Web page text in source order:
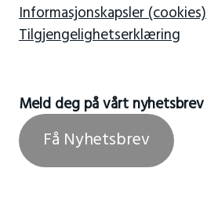
Informasjonskapsler (cookies)
Tilgjengelighetserklæring
Meld deg på vårt nyhetsbrev
Få Nyhetsbrev